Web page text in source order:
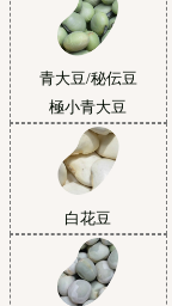
青大豆/秘伝豆
極小青大豆
白花豆